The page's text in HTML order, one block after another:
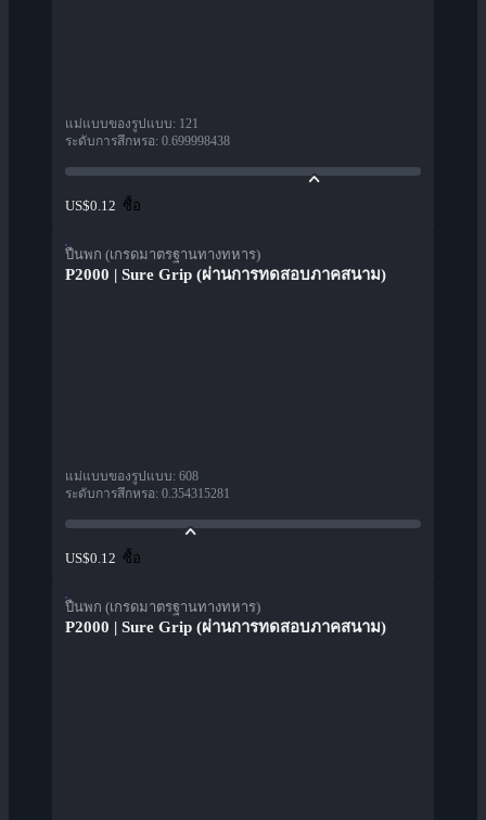
แม่แบบของรูปแบบ: 121
ระดับการสึกหรอ: 0.699998438
US$0.12 ซื้อ
ปืนพก (เกรดมาตรฐานทางทหาร)
P2000 | Sure Grip (ผ่านการทดสอบภาคสนาม)
แม่แบบของรูปแบบ: 608
ระดับการสึกหรอ: 0.354315281
US$0.12 ซื้อ
ปืนพก (เกรดมาตรฐานทางทหาร)
P2000 | Sure Grip (ผ่านการทดสอบภาคสนาม)